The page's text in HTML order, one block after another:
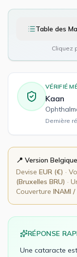
Table des
Cliquez
VÉRIFIÉ
Kaan
Dernière
📍 Version Belgique
Devise EUR (€) ·
(Bruxelles BRU) ·
Couverture INAMI
RÉPONSE
Une cataracte